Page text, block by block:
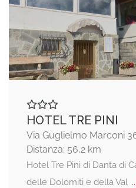
HOTEL TRE PINI
Via Guglielmo Marconi
Distanza: 56,2 km
Hotel Tre Pini di Danta di
delle Dolomiti e della Val